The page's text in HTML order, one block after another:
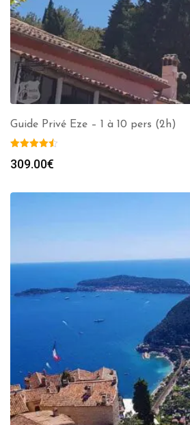
Guide Privé Eze – 1 à 10 pers (2h)
309.00€